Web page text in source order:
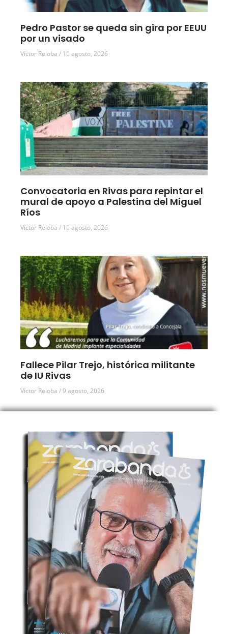
Pedro Pastor se queda sin gira por EEUU
por un visado
Víctor Reloba 10 agosto, 2026
Convocatoria en Rivas para repintar el
mural de apoyo a Palestina del Miguel
Ríos
Víctor Reloba 10 agosto, 2026
Fallece Pilar Trejo, histórica militante
de IU Rivas
Víctor Reloba 9 agosto, 2026